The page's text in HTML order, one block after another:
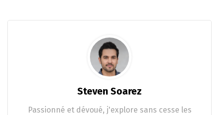
Steven Soarez
Passionné et dévoué, j'explore sans cesse les